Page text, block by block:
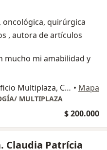
oncológica, quirúrgica
, autora de artículos
mucho mi amabilidad y
Carrera 21 64A-33 Edificio Multiplaza, Consultorio 504, Manizales • Mapa
MULTIPLAZA
$ 200.000
Claudia Patrícia